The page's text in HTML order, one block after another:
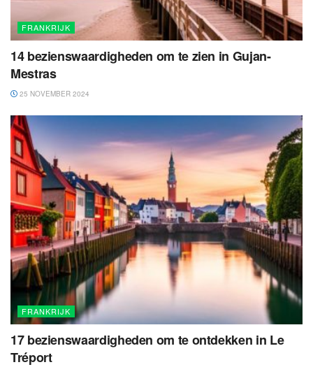
FRANKRIJK
14 bezienswaardigheden om te zien in Gujan-
Mestras
25 NOVEMBER 2024
FRANKRIJK
17 bezienswaardigheden om te ontdekken in Le
Tréport